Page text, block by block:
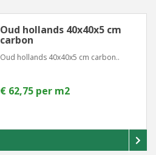
Oud hollands 40x40x5 cm
carbon
Oud hollands 40x40x5 cm carbon..
€ 62,75 per m2